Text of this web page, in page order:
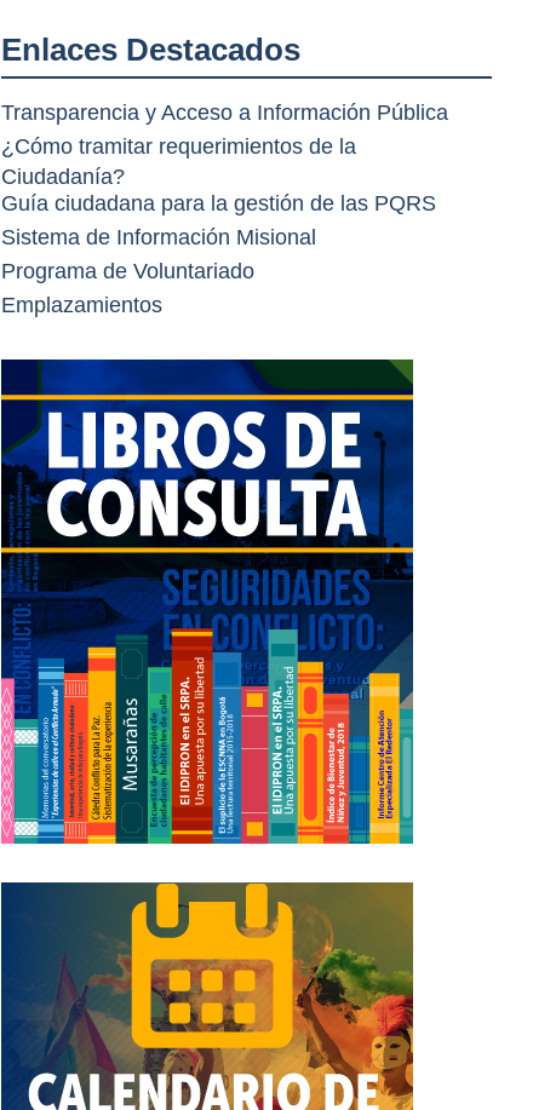
Enlaces Destacados
Transparencia y Acceso a Información Pública
¿Cómo tramitar requerimientos de la
Ciudadanía?
Guía ciudadana para la gestión de las PQRS
Sistema de Información Misional
Programa de Voluntariado
Emplazamientos